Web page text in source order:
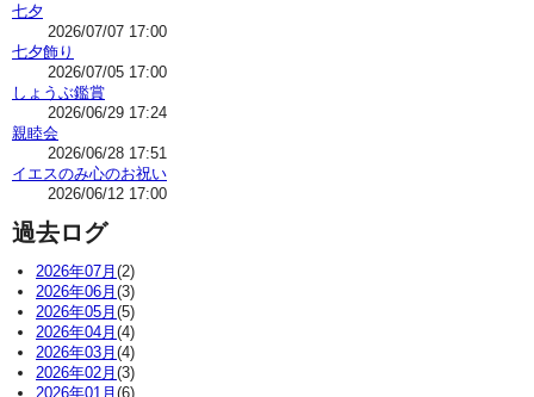
七夕
2026/07/07 17:00
七夕飾り
2026/07/05 17:00
しょうぶ鑑賞
2026/06/29 17:24
親睦会
2026/06/28 17:51
イエスのみ心のお祝い
2026/06/12 17:00
過去ログ
2026年07月 (2)
2026年06月 (3)
2026年05月 (5)
2026年04月 (4)
2026年03月 (4)
2026年02月 (3)
2026年01月 (6)